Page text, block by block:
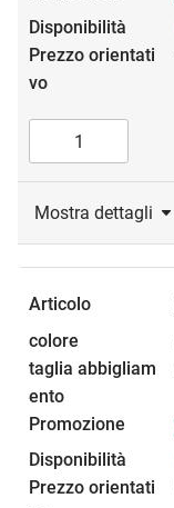
Mostra dettagli